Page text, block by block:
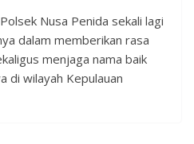
Nusa Penida sekali lagi
dalam memberikan rasa
menjaga nama baik
di wilayah Kepulauan